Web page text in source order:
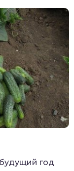
год